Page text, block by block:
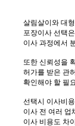
살림살이와 대
포장이사 선택
이사 과정에서
또한 신뢰성을
허가를 받은 관
확인해야 할 필
선택시 이사비
이사 전 여러 업
이사 비용도 차